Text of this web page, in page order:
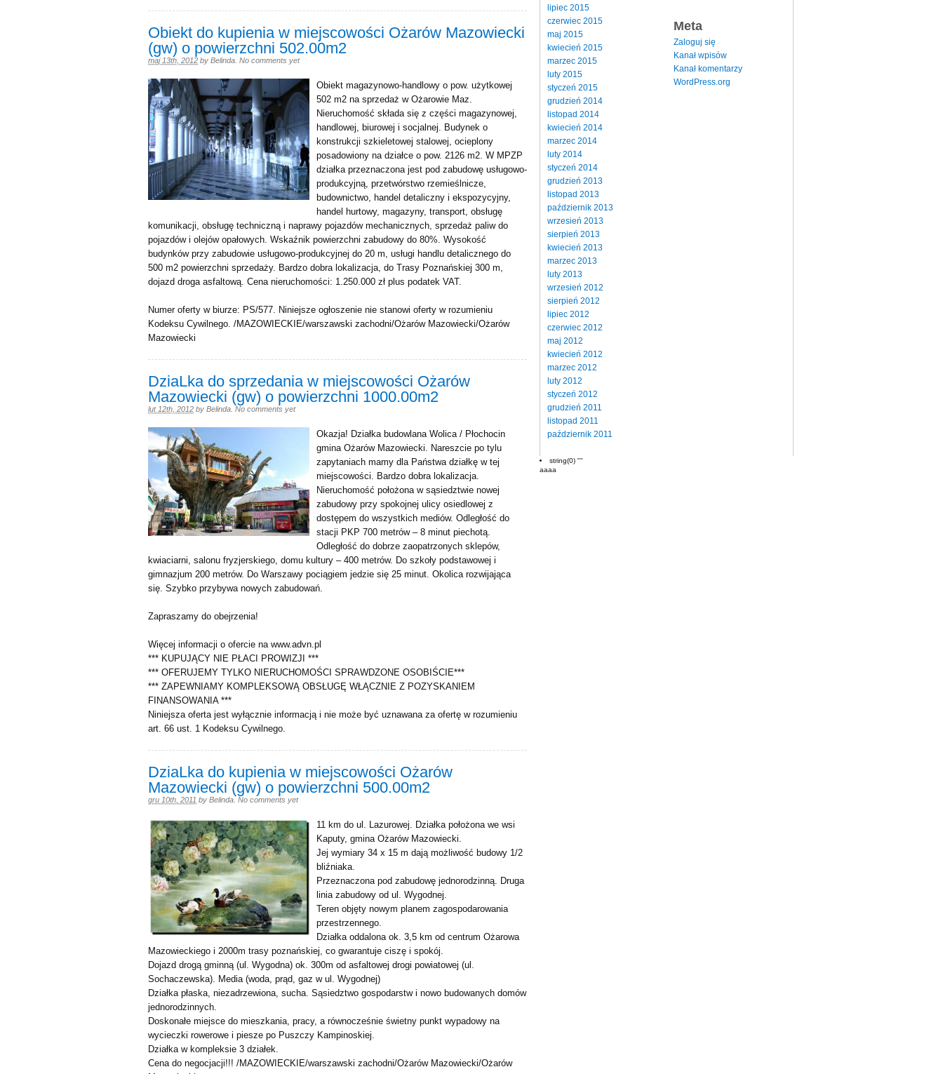
Obiekt do kupienia w miejscowości Ożarów Mazowiecki
(gw) o powierzchni 502.00m2
maj 13th, 2012 by Belinda No comments yet
Obiekt magazynowo-handlowy o pow. użytkowej
502 m2 na sprzedaż w Ożarowie Maz.
Nieruchomość składa się z części magazynowej,
handlowej, biurowej i socjalnej. Budynek o
konstrukcji szkieletowej stalowej, ocieplony
posadowiony na działce o pow. 2126 m2. W MPZP
działka przeznaczona jest pod zabudowę usługowo-
produkcyjną, przetwórstwo rzemieślnicze,
budownictwo, handel detaliczny i ekspozycyjny,
handel hurtowy, magazyny, transport, obsługę
komunikacji, obsługę techniczną i naprawy pojazdów mechanicznych, sprzedaż paliw do
pojazdów i olejów opałowych. Wskaźnik powierzchni zabudowy do 80%. Wysokość
budynków przy zabudowie usługowo-produkcyjnej do 20 m, usługi handlu detalicznego do
500 m2 powierzchni sprzedaży. Bardzo dobra lokalizacja, do Trasy Poznańskiej 300 m,
dojazd droga asfaltową. Cena nieruchomości: 1.250.000 zł plus podatek VAT.
Numer oferty w biurze: PS/577. Niniejsze ogłoszenie nie stanowi oferty w rozumieniu
Kodeksu Cywilnego. /MAZOWIECKIE/warszawski zachodni/Ożarów Mazowiecki/Ożarów
Mazowiecki
DziaLka do sprzedania w miejscowości Ożarów
Mazowiecki (gw) o powierzchni 1000.00m2
lut 12th, 2012 by Belinda No comments yet
Okazja! Działka budowlana Wolica / Płochocin
gmina Ożarów Mazowiecki. Nareszcie po tylu
zapytaniach mamy dla Państwa działkę w tej
miejscowości. Bardzo dobra lokalizacja.
Nieruchomość położona w sąsiedztwie nowej
zabudowy przy spokojnej ulicy osiedlowej z
dostępem do wszystkich mediów. Odległość do
stacji PKP 700 metrów – 8 minut piechotą.
Odległość do dobrze zaopatrzonych sklepów,
kwiaciarni, salonu fryzjerskiego, domu kultury – 400 metrów. Do szkoły podstawowej i
gimnazjum 200 metrów. Do Warszawy pociągiem jedzie się 25 minut. Okolica rozwijająca
się. Szybko przybywa nowych zabudowań.
Zapraszamy do obejrzenia!
Więcej informacji o ofercie na www.advn.pl
*** KUPUJĄCY NIE PŁACI PROWIZJI ***
*** OFERUJEMY TYLKO NIERUCHOMOŚCI SPRAWDZONE OSOBIŚCIE***
*** ZAPEWNIAMY KOMPLEKSOWĄ OBSŁUGĘ WŁĄCZNIE Z POZYSKANIEM
FINANSOWANIA ***
Niniejsza oferta jest wyłącznie informacją i nie może być uznawana za ofertę w rozumieniu
art. 66 ust. 1 Kodeksu Cywilnego.
DziaLka do kupienia w miejscowości Ożarów
Mazowiecki (gw) o powierzchni 500.00m2
gru 10th, 2011 by Belinda No comments yet
11 km do ul. Lazurowej. Działka położona we wsi
Kaputy, gmina Ożarów Mazowiecki.
Jej wymiary 34 x 15 m dają możliwość budowy 1/2
bliźniaka.
Przeznaczona pod zabudowę jednorodzinną. Druga
linia zabudowy od ul. Wygodnej.
Teren objęty nowym planem zagospodarowania
przestrzennego.
Działka oddalona ok. 3,5 km od centrum Ożarowa
Mazowieckiego i 2000m trasy poznańskiej, co gwarantuje ciszę i spokój.
Dojazd drogą gminną (ul. Wygodna) ok. 300m od asfaltowej drogi powiatowej (ul.
Sochaczewska). Media (woda, prąd, gaz w ul. Wygodnej)
Działka płaska, niezadrzewiona, sucha. Sąsiedztwo gospodarstw i nowo budowanych domów
jednorodzinnych.
Doskonałe miejsce do mieszkania, pracy, a równocześnie świetny punkt wypadowy na
wycieczki rowerowe i piesze po Puszczy Kampinoskiej.
Działka w kompleksie 3 działek.
Cena do negocjacji!!! /MAZOWIECKIE/warszawski zachodni/Ożarów Mazowiecki/Ożarów
lipiec 2015
czerwiec 2015
maj 2015
kwiecień 2015
marzec 2015
luty 2015
styczeń 2015
grudzień 2014
listopad 2014
kwiecień 2014
marzec 2014
luty 2014
styczeń 2014
grudzień 2013
listopad 2013
październik 2013
wrzesień 2013
sierpień 2013
kwiecień 2013
marzec 2013
luty 2013
wrzesień 2012
sierpień 2012
lipiec 2012
czerwiec 2012
maj 2012
kwiecień 2012
marzec 2012
luty 2012
styczeń 2012
grudzień 2011
listopad 2011
październik 2011
Meta
Zaloguj się
Kanał wpisów
Kanał komentarzy
WordPress.org
string(0) ""
aaaa